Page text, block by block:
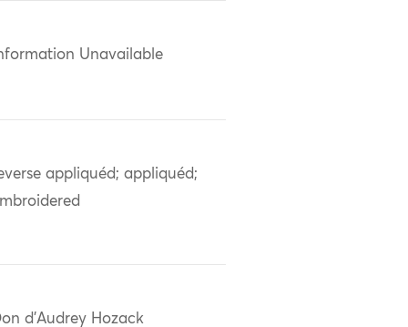
Unavailable
appliquéd; appliquéd;
d'Audrey Hozack